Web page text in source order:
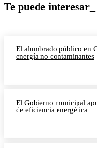
Te puede interesar_
El alumbrado público en
energía no contaminantes
El Gobierno municipal
de eficiencia energética